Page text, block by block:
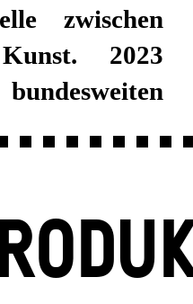
zwischen
2023